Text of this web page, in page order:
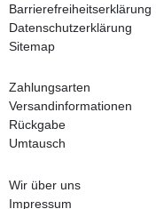
Barrierefreiheitserklärung
Datenschutzerklärung
Sitemap
Zahlungsarten
Versandinformationen
Rückgabe
Umtausch
Wir über uns
Impressum